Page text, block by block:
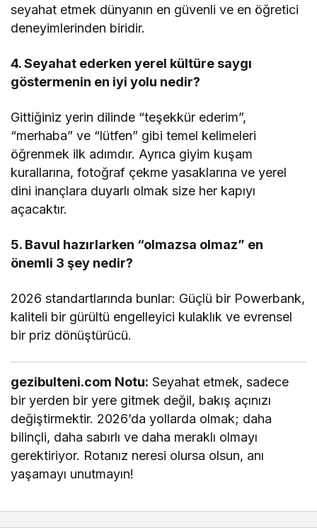
seyahat etmek dünyanın en güvenli ve en öğretici
deneyimlerinden biridir.
4. Seyahat ederken yerel kültüre saygı
göstermenin en iyi yolu nedir?
Gittiğiniz yerin dilinde “teşekkür ederim”,
“merhaba” ve “lütfen” gibi temel kelimeleri
öğrenmek ilk adımdır. Ayrıca giyim kuşam
kurallarına, fotoğraf çekme yasaklarına ve yerel
dini inançlara duyarlı olmak size her kapıyı
açacaktır.
5. Bavul hazırlarken “olmazsa olmaz” en
önemli 3 şey nedir?
2026 standartlarında bunlar: Güçlü bir Powerbank,
kaliteli bir gürültü engelleyici kulaklık ve evrensel
bir priz dönüştürücü.
gezibulteni.com Notu: Seyahat etmek, sadece
bir yerden bir yere gitmek değil, bakış açınızı
değiştirmektir. 2026’da yollarda olmak; daha
bilinçli, daha sabırlı ve daha meraklı olmayı
gerektiriyor. Rotanız neresi olursa olsun, anı
yaşamayı unutmayın!